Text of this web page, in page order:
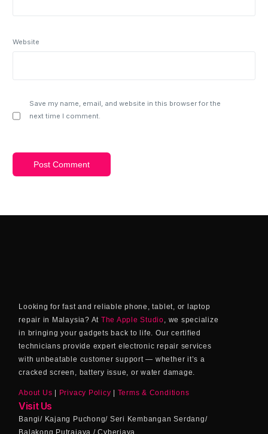
Website
Save my name, email, and website in this browser for the
next time I comment.
Looking for fast and reliable phone, tablet, or laptop
repair in Malaysia? At The Apple Studio, we specialize
in bringing your gadgets back to life. Our certified
technicians provide expert electronic repair services
with unbeatable customer support — whether it’s a
cracked screen, battery issue, or water damage.
About Us Privacy Policy Terms & Conditions
Visit Us
Bangi/ Kajang Puchong/ Seri Kembangan Serdang/